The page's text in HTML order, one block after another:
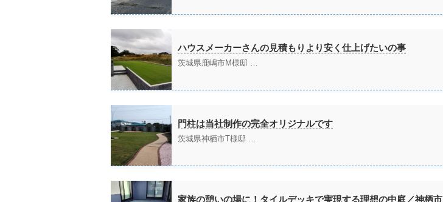
ハウスメーカーさんの見積もりより安く仕上げたいの事
茨城県鹿嶋市M様邸 …
門柱は当社制作の完全オリジナルです
茨城県神栖市T様邸 …
家族の憩いの場に！タイルデッキで実現する理想の中庭／神栖市